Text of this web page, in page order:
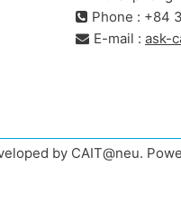
Phone : +84
E-mail : ask-
by CAIT@neu.